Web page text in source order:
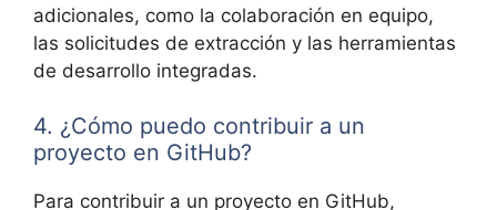
adicionales, como la colaboración en equipo,
las solicitudes de extracción y las herramientas
de desarrollo integradas.
4. ¿Cómo puedo contribuir a un
proyecto en GitHub?
Para contribuir a un proyecto en GitHub,